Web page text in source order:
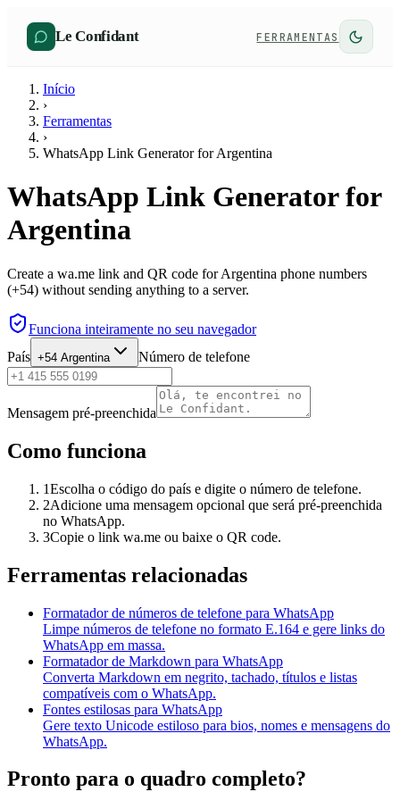
Le Confidant FERRAMENTAS
Início
›
Ferramentas
›
WhatsApp Link Generator for Argentina
WhatsApp Link Generator for
Argentina
Create a wa.me link and QR code for Argentina phone numbers
(+54) without sending anything to a server.
Funciona inteiramente no seu navegador
País +54 Argentina Número de telefone
Mensagem pré-preenchida
Como funciona
1Escolha o código do país e digite o número de telefone.
2Adicione uma mensagem opcional que será pré-preenchida
no WhatsApp.
3Copie o link wa.me ou baixe o QR code.
Ferramentas relacionadas
Formatador de números de telefone para WhatsApp
Limpe números de telefone no formato E.164 e gere links do
WhatsApp em massa.
Formatador de Markdown para WhatsApp
Converta Markdown em negrito, tachado, títulos e listas
compatíveis com o WhatsApp.
Fontes estilosas para WhatsApp
Gere texto Unicode estiloso para bios, nomes e mensagens do
WhatsApp.
Pronto para o quadro completo?